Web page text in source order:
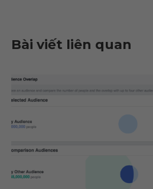
Bài viết liên quan